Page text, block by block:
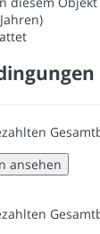
ansehen